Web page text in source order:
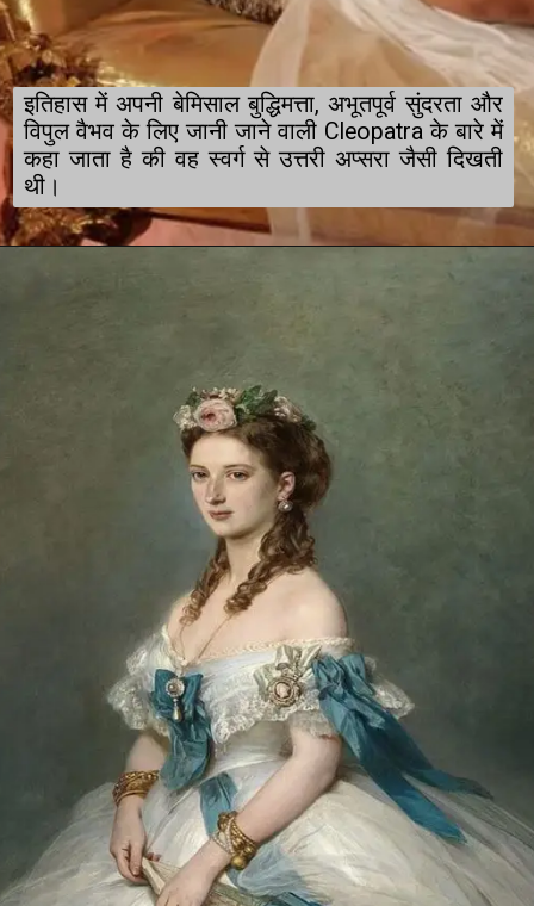
इतिहास में अपनी बेमिसाल बुद्धिमत्ता, अभूतपूर्व सुंदरता और
विपुल वैभव के लिए जानी जाने वाली Cleopatra के बारे में
कहा जाता है की वह स्वर्ग से उत्तरी अप्सरा जैसी दिखती
थी।